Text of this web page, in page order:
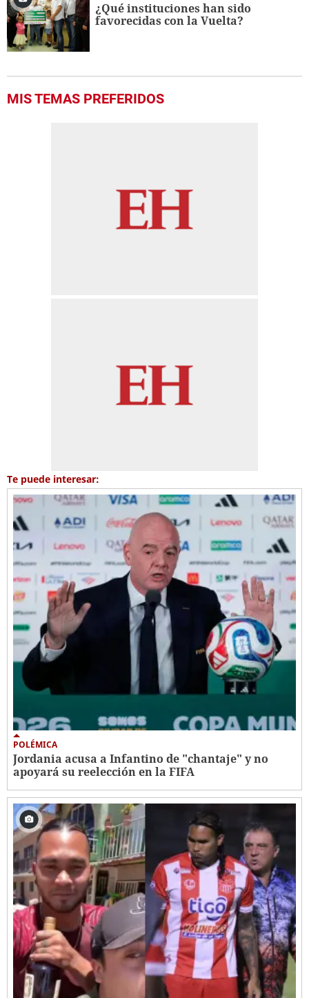
¿Qué instituciones han sido
favorecidas con la Vuelta?
MIS TEMAS PREFERIDOS
Te puede interesar:
POLÉMICA
Jordania acusa a Infantino de "chantaje" y no
apoyará su reelección en la FIFA